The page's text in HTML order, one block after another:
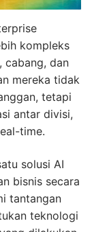
kompleks
cabang, dan
mereka tidak
tetapi
antar divisi,
time.
solusi AI
bisnis secara
tantangan
teknologi